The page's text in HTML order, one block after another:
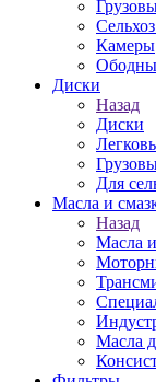
Камеры
Диски
Назад
Диски
Для
Масла и
Назад
Масла
Масла